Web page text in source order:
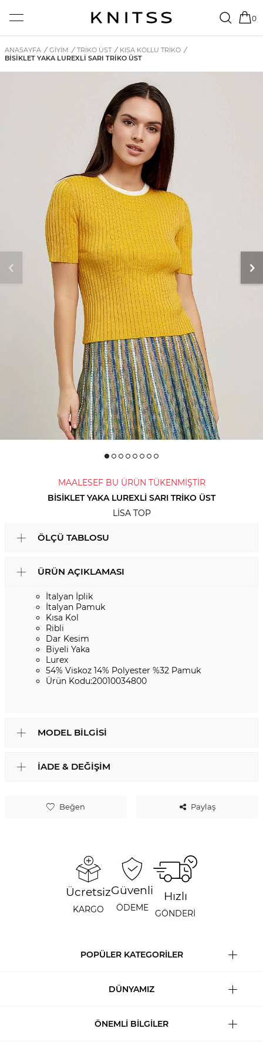
0
ANASAYFA / GİYİM / TRIKO ÜST / KISA KOLLU TRIKO /
BISIKLET YAKA LUREXLI SARI TRIKO ÜST
MAALESEF BU ÜRÜN TÜKENMİŞTİR
BISIKLET YAKA LUREXLI SARI TRIKO ÜST
LISA TOP
Beğen Paylaş
ÖLÇÜ TABLOSU
ÜRÜN AÇIKLAMASI
İtalyan İplik
İtalyan Pamuk
Kısa Kol
Ribli
Dar Kesim
Biyeli Yaka
Lurex
54% Viskoz 14% Polyester %32 Pamuk
Ürün Kodu:20010034800
MODEL BILGISI
İADE & DEĞIŞIM
Ücretsiz
KARGO
Güvenli
ÖDEME
Hızlı
GÖNDERİ
POPÜLER KATEGORİLER
DÜNYAMIZ
ÖNEMLİ BİLGİLER